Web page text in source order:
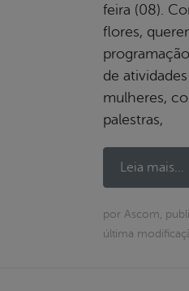
feira (08).
flores,
de
mulheres,
palestras,
Leia mais...
por Ascom,
última